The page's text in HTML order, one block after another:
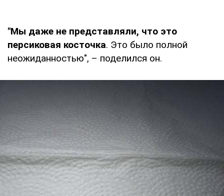
"Мы даже не представляли, что это
персиковая косточка. Это было полной
неожиданностью", – поделился он.